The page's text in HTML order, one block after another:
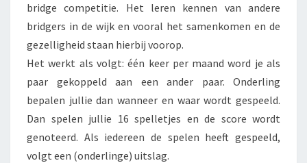
bridge competitie. Het leren kennen van andere
bridgers in de wijk en vooral het samenkomen en de
gezelligheid staan hierbij voorop.
Het werkt als volgt: één keer per maand word je als
paar gekoppeld aan een ander paar. Onderling
bepalen jullie dan wanneer en waar wordt gespeeld.
Dan spelen jullie 16 spelletjes en de score wordt
genoteerd. Als iedereen de spelen heeft gespeeld,
volgt een (onderlinge) uitslag.